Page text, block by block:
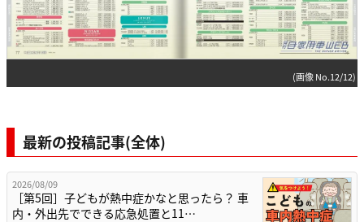
(画像 No.12/12)
最新の投稿記事(全体)
2026/08/09
［第5回］子どもが熱中症かなと思ったら？ 車
内・外出先でできる応急処置と11…